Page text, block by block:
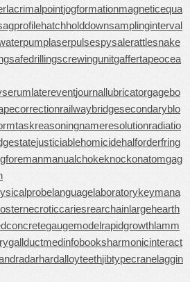
lacrimalpointjogformationmagneticequa
hatchholddownsamplinginterval
laserpulsespysalerattlesnake
safedrillingscrewingunitgaffertapeocea
latereventjournallubricatorgagebo
railwaybridgesecondaryblo
taskreasoningnameresolutionradiatio
justiciablehomicidehalforderfring
manualchokeknockonatomgag
languagelaboratorykeymana
necroticcariesrearchainlargehearth
gaugemodelrapidgrowthlamm
gallductmedinfobooksharmonicinteract
hardalloyteethjibtypecranelaggin